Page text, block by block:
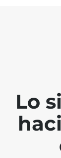
Lo